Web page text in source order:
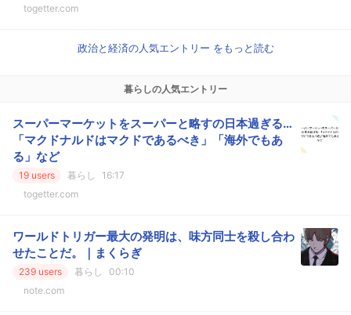
togetter.com
政治と経済の人気エントリー をもっと読む
暮らしの人気エントリー
スーパーマーケットをスーパーと略すの日本過ぎる…
「マクドナルドはマクドであるべき」「海外でもあ
る」など
19 users 暮らし
16:17
togetter.com
ワールドトリガー最大の発明は、味方同士を殺し合わ
せたことだ。｜まくらぎ
239 users 暮らし
00:10
note.com